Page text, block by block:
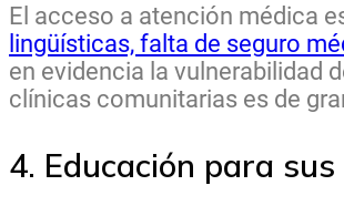
El acceso a atención médica
lingüísticas, falta de seguro
en evidencia la vulnerabilidad
clínicas comunitarias es de
4. Educación para sus